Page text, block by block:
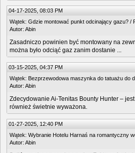
04-17-2025, 08:03 PM
Wątek: Gdzie montować punkt odcinający gazu? /
Autor: Abin
Zasadniczo powinien być montowany na
można było odciąć gaz zanim dostanie ...
03-15-2025, 04:37 PM
Wątek: Bezprzewodowa maszynka do tatuażu do
Autor: Abin
Zdecydowanie Ai-Tenitas Bounty Hunter –
również świetnie wyważona.
01-27-2025, 12:40 PM
Wątek: Wybranie Hotelu Harnaś na romantyczny
Autor: Abin